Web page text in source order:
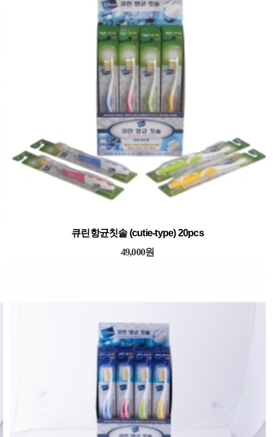
큐린항균칫솔 (cutie-type) 20pcs
49,000원